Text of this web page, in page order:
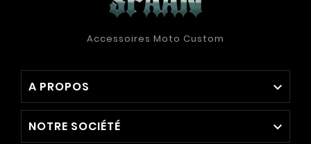
Accessoires Moto Custom
A PROPOS 
NOTRE SOCIÉTÉ 